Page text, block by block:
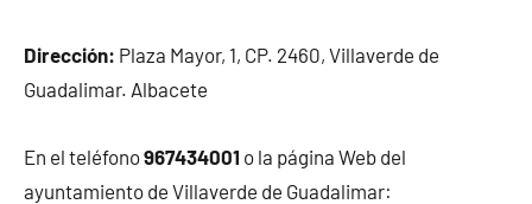
Dirección: Plaza Mayor, 1, CP. 2460, Villaverde de
Guadalimar. Albacete
En el teléfono967434001 o la página Web del
ayuntamiento de Villaverde de Guadalimar: